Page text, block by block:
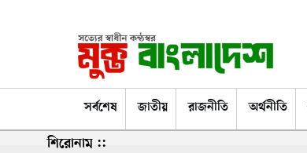
সর্বশেষ
সর্বশেষ জাতীয় রাজনীতি অর্থনীতি
শিরোনাম ::